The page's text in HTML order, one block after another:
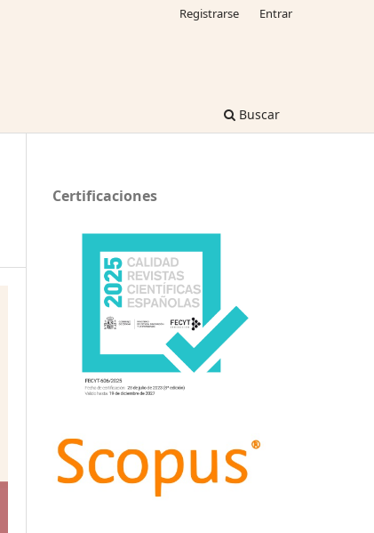
Buscar
Registrarse Entrar
Certificaciones